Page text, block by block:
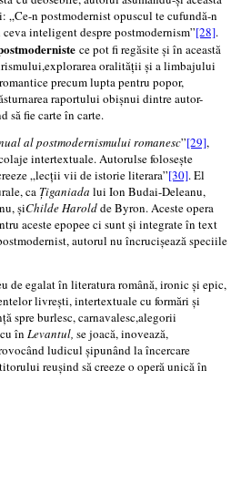
n postmodernist opuscul te cufundă-n
inteligent despre postmodernism”[28].
ce pot fi regăsite și în această
oralității și a limbajului
precum lupta pentru popor,
raportului obișnui dintre autor-
să fie carte în carte.
al postmodernismului romanesc”[29],
intertextuale. Autorulse folosește
„lecții vii de istorie literara”[30]. El
ca Țiganiada lui Ion Budai-Deleanu,
șiChilde Haroldde Byron. Aceste opera
aceste epopee ci sunt și integrate în text
autorul nu încrucișează speciile
de egalat în literatura română, ironic și epic,
livrești, intertextuale cu formări și
spre burlesc, carnavalesc,alegorii
în Levantul, se joacă, inovează,
ludicul șipunând la încercare
reușind să creeze o operă unică în